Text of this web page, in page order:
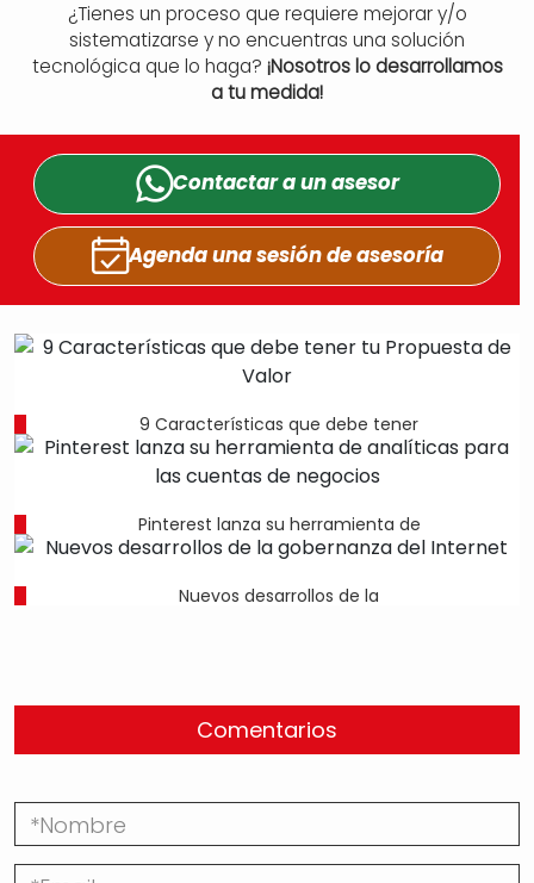
¿Tienes un proceso que requiere mejorar y/o
sistematizarse y no encuentras una solución
tecnológica que lo haga? ¡Nosotros lo desarrollamos
a tu medida!
Contactar a unasesor
Agenda una sesiónde asesoría
9 Características que debe tener
Pinterest lanza su herramienta de
Nuevos desarrollos de la
Comentarios